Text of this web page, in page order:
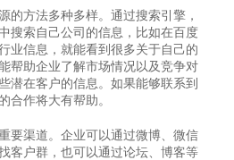
的方法多种多样。通过搜索引擎，
搜索自己公司的信息，比如在百度
业信息，就能看到很多关于自己的
帮助企业了解市场情况以及竞争对
潜在客户的信息。如果能够联系到
合作将大有帮助。
要渠道。企业可以通过微博、微信
客户群，也可以通过论坛、博客等